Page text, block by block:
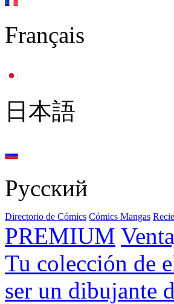
Français
日本語
Русский
Directorio de Cómics Cómics Mangas
PREMIUM
Tu colección de
ser un dibujante